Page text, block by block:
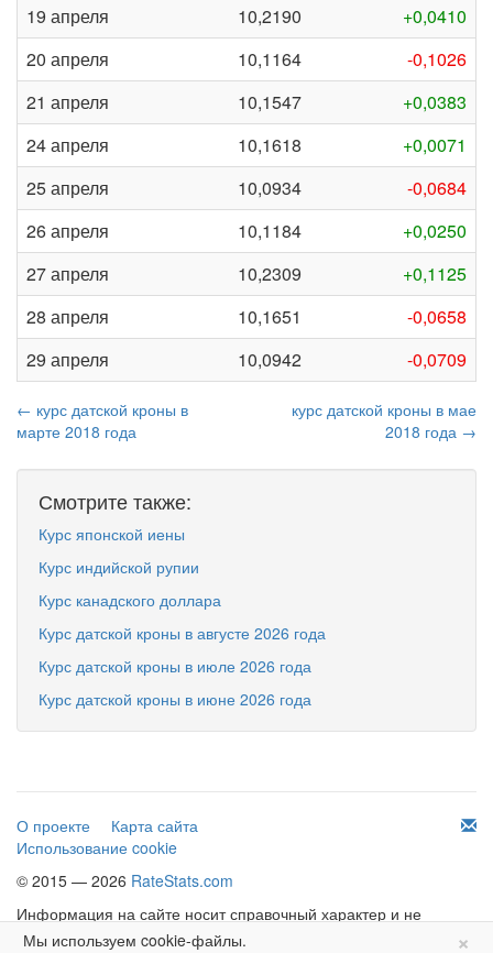
19 апреля
10,2190
+0,0410
20 апреля
10,1164
-0,1026
21 апреля
10,1547
+0,0383
24 апреля
10,1618
+0,0071
25 апреля
10,0934
-0,0684
26 апреля
10,1184
+0,0250
27 апреля
10,2309
+0,1125
28 апреля
10,1651
-0,0658
29 апреля
10,0942 -0,0709
← курс датской кроны в
марте 2018 года
курс датской кроны в мае
2018 года →
Смотрите также:
Курс японской иены
Курс индийской рупии
Курс канадского доллара
Курс датской кроны в августе 2026 года
Курс датской кроны в июле 2026 года
Курс датской кроны в июне 2026 года
О проекте
Карта сайта
Использование cookie
© 2015 — 2026 RateStats.com
Информация на сайте носит справочный характер и не
является офертой.
×
Мы используем cookie-файлы.